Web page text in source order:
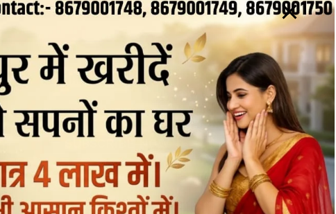
ABOUT CONTACT PRIVACY POLICY NEWSLETTER
CONTACT INFORMATION
uttaranchaldeep.news@gmail.com